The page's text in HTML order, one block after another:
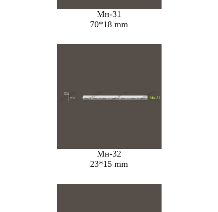
Мн-31
70*18 mm
Мн-32
23*15 mm